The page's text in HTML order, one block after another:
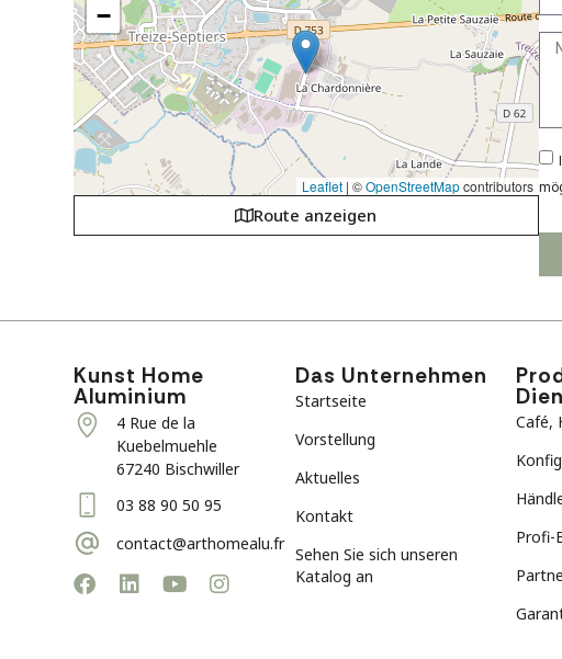
−
Leaflet | ©OpenStreetMapcontributors
Route anzeigen
Kunst Home
Aluminium
4 Rue de la
Kuebelmuehle
67240 Bischwiller
03 88 90 50 95
contact@arthomealu.fr
Das Unternehmen
Startseite
Vorstellung
Aktuelles
Kontakt
Sehen Sie sich unseren
Katalog an
Café,
Profi-